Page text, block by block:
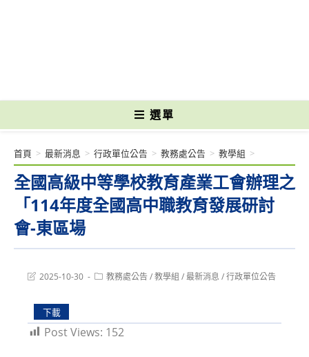
選單
全國高級中等學校教育產業工會辦理之
「114年度全國高中職教育發展研討
會-東區場
首頁 > 最新消息 > 行政單位公告 > 教務處公告 > 教學組 >
Post2025-10-30
Post教務處公告/教學組 /最新消息 /行政單位公告
下載
Post Views: 152